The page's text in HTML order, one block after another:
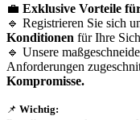
💼 Exklusive Vorteile
🔹 Registrieren Sie sich
Konditionen für Ihre
🔹 Unsere
Anforderungen
Kompromisse.
📌 Wichtig: